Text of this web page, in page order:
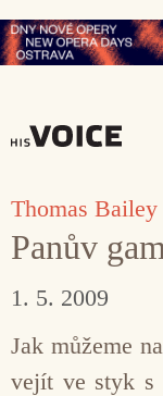
Přeskočit
na
Thomas Bailey
Panův
1. 5. 2009
Jak můžeme
vejít ve styk s